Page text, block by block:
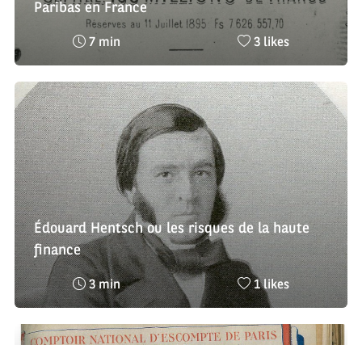
Paribas en France
Temps
lecture
:
7 min
Nombre
likes
:
3 likes
Édouard Hentsch ou les risques de la haute
finance
Temps
de
lecture
3 min
Nombre
de
likes
1 likes